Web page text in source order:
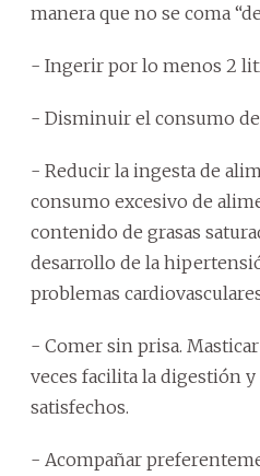
manera que no se coma
- Ingerir por lo menos 2
- Disminuir el consumo de
- Reducir la ingesta de
consumo excesivo de
contenido de grasas
desarrollo de la
problemas
- Comer sin prisa.
veces facilita la digestión
satisfechos.
- Acompañar